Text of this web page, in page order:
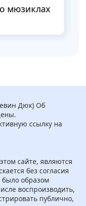
мюзиклах
Дюк) Об
ссылку на
сайте, являются
без согласия
было образом
воспроизводить,
публично,